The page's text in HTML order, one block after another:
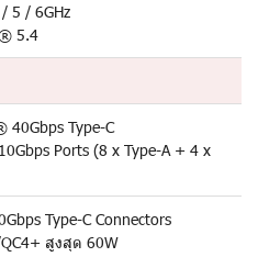
5 / 6GHz
5.4
40Gbps Type-C
Ports (8 x Type-A + 4 x
Type-C Connectors
สูงสุด 60W